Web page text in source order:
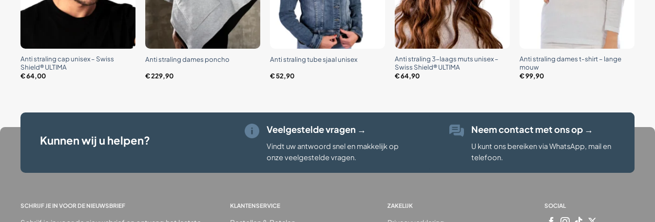
Anti straling cap unisex – Swiss
Shield® ULTIMA
€64,00
Anti straling dames poncho
€229,90
Anti straling tube sjaal unisex
€52,90
+
Anti straling 3-laags muts unisex –
Swiss Shield® ULTIMA
€64,90
Anti straling dames t-shirt – lange
mouw
€99,90
Kunnen wij u helpen?
Veelgestelde vragen →
Vindt uw antwoord snel en makkelijk op
onze veelgestelde vragen.
Neem contact met ons op →
U kunt ons bereiken via WhatsApp, mail en
telefoon.
SCHRIJF JE IN VOOR DE NIEUWSBRIEF KLANTENSERVICE ZAKELIJK SOCIAL